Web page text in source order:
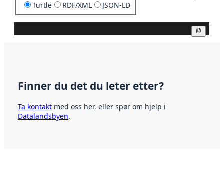
Turtle RDF/XML JSON-LD
Finner du det du leter etter?
Ta kontakt med oss her, eller spør om hjelp i
Datalandsbyen.